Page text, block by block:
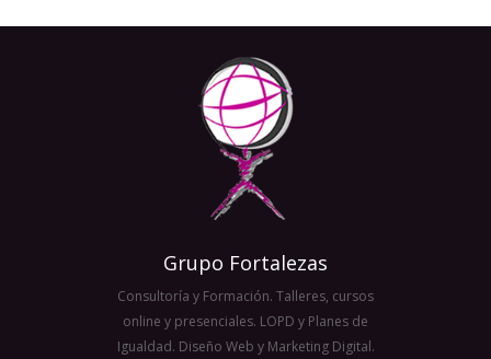
Grupo Fortalezas
Consultoría y Formación. Talleres, cursos
online y presenciales. LOPD y Planes de
Igualdad. Diseño Web y Marketing Digital.